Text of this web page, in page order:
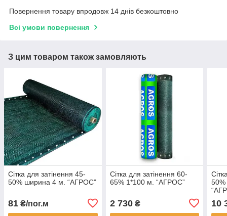
Повернення товару впродовж 14 днів безкоштовно
Всі умови повернення
З цим товаром також замовляють
Сітка для затінення 45-
50% ширина 4 м. “AГРОС”
81 ₴/пог.м
Сітка для затінення 60-
65% 1*100 м. “AГРОС”
2 730₴ 10